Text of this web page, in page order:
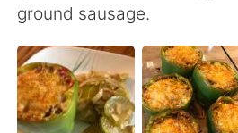
ground sausage.